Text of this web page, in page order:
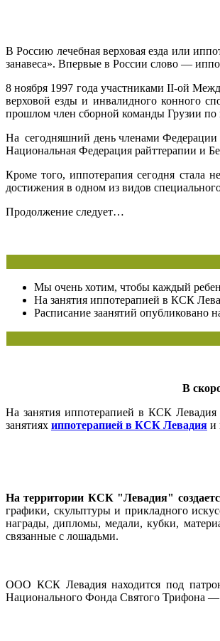
В Россию лечебная верховая езда или
занавеса». Впервые в России слово —
8 ноября 1997 года участниками II-ой
верховой езды и инвалидного конного
прошлом член сборной команды Грузии по
На сегодняшний день членами Федерации
Национальная Федерация райттерапии и
Кроме того, иппотерапия сегодня стала
достижения в одном из видов
Продолжение следует…
Мы очень хотим, чтобы каждый
На занятия иппотерапией в КСК
Расписание заанятий опубликовано
В
На занятия иппотерапией в КСК Левадия
занятиях иппотерапией в КСК Левадия и
На территории КСК "Левадия"
графики, скульптуры и прикладного
награды, дипломы, медали, кубки,
связанные с лошадьми.
ООО КСК Левадия находится под
Национального Фонда Святого Трифона —